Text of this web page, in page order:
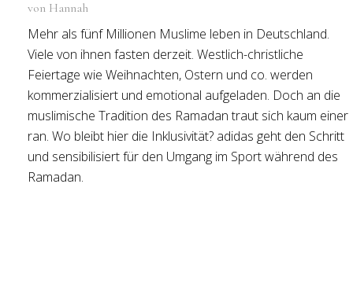
von Hannah
Mehr als fünf Millionen Muslime leben in Deutschland.
Viele von ihnen fasten derzeit. Westlich-christliche
Feiertage wie Weihnachten, Ostern und co. werden
kommerzialisiert und emotional aufgeladen. Doch an die
muslimische Tradition des Ramadan traut sich kaum einer
ran. Wo bleibt hier die Inklusivität? adidas geht den Schritt
und sensibilisiert für den Umgang im Sport während des
Ramadan.